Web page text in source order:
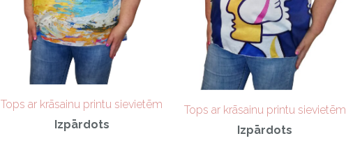
Tops ar krāsainu printu sievietēm
Izpārdots
Tops ar krāsainu printu sievietēm
Izpārdots